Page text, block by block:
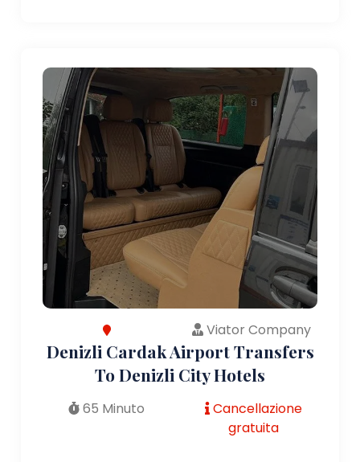
Viator Company
Denizli Cardak Airport Transfers
To Denizli City Hotels
65 Minuto
Cancellazione
gratuita